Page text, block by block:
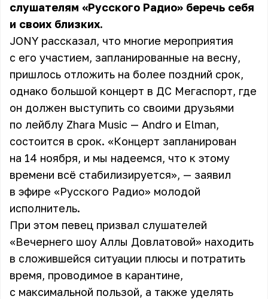
слушателям «Русского Радио» беречь себя
и своих близких.
JONY рассказал, что многие мероприятия
с его участием, запланированные на весну,
пришлось отложить на более поздний срок,
однако большой концерт в ДС Мегаспорт, где
он должен выступить со своими друзьями
по лейблу Zhara Music — Andro и Elman,
состоится в срок. «Концерт запланирован
на 14 ноября, и мы надеемся, что к этому
времени всё стабилизируется», — заявил
в эфире «Русского Радио» молодой
исполнитель.
При этом певец призвал слушателей
«Вечернего шоу Аллы Довлатовой» находить
в сложившейся ситуации плюсы и потратить
время, проводимое в карантине,
с максимальной пользой, а также уделять